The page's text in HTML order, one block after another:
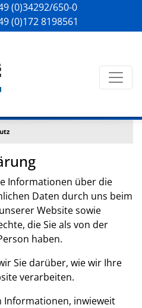
(0)34292/650-0
(0)172 8198561
Informationen über die
Daten durch uns beim
Website sowie
die Sie als von der
haben.
Sie darüber, wie wir Ihre
verarbeiten.
Informationen, inwieweit